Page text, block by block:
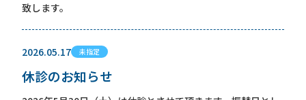
致します。
2026.05.17 未指定
休診のお知らせ